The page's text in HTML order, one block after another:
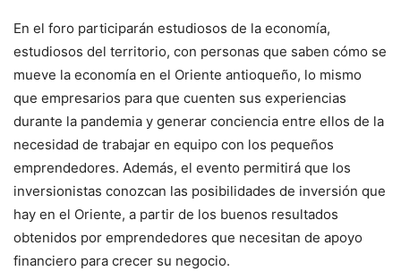
En el foro participarán estudiosos de la economía,
estudiosos del territorio, con personas que saben cómo se
mueve la economía en el Oriente antioqueño, lo mismo
que empresarios para que cuenten sus experiencias
durante la pandemia y generar conciencia entre ellos de la
necesidad de trabajar en equipo con los pequeños
emprendedores. Además, el evento permitirá que los
inversionistas conozcan las posibilidades de inversión que
hay en el Oriente, a partir de los buenos resultados
obtenidos por emprendedores que necesitan de apoyo
financiero para crecer su negocio.